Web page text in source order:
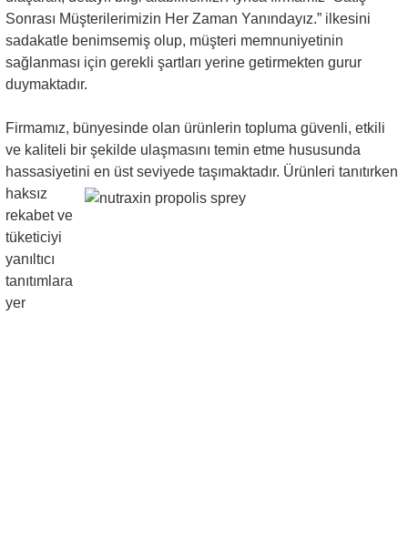
Sonrası Müşterilerimizin Her Zaman Yanındayız.” ilkesini
sadakatle benimsemiş olup, müşteri memnuniyetinin
sağlanması için gerekli şartları yerine getirmekten gurur
duymaktadır.
Firmamız, bünyesinde olan ürünlerin topluma güvenli, etkili
ve kaliteli bir şekilde ulaşmasını temin etme hususunda
hassasiyetini en üst seviyede taşımaktadır. Ürünleri tanıtırken
haksız
rekabet ve
tüketiciyi
yanıltıcı
tanıtımlara
yer